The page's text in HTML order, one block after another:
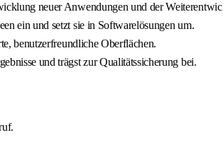
neuer Anwendungen und der
ein und setzt sie in Softwarelösungen um.
benutzerfreundliche Oberflächen.
und trägst zur Qualitätssicherung bei.